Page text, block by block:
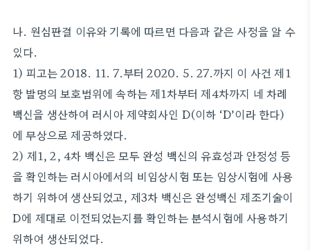
나. 원심판결 이유와 기록에 따르면 다음과 같은 사정을 알 수
있다.
1) 피고는 2018. 11. 7.부터 2020. 5. 27.까지 이 사건 제1
항 발명의 보호범위에 속하는 제1차부터 제4차까지 네 차례
백신을 생산하여 러시아 제약회사인 D(이하 ‘D’이라 한다)
에 무상으로 제공하였다.
2) 제1, 2, 4차 백신은 모두 완성 백신의 유효성과 안정성 등
을 확인하는 러시아에서의 비임상시험 또는 임상시험에 사용
하기 위하여 생산되었고, 제3차 백신은 완성백신 제조기술이
D에 제대로 이전되었는지를 확인하는 분석시험에 사용하기
위하여 생산되었다.